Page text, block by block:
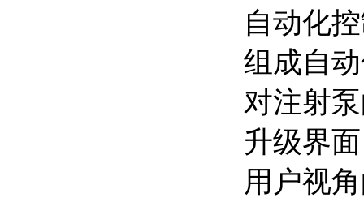
自动化
组成自
对注射
升级界
用户视